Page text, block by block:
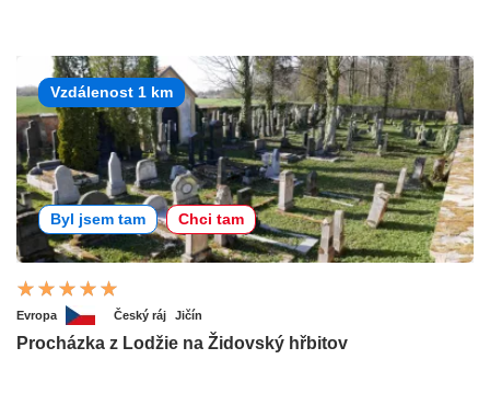
Vzdálenost 1 km
Byl jsem tam Chci tam
Evropa Český ráj Jičín
Procházka z Lodžie na Židovský hřbitov